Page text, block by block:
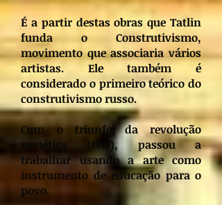
É a partir destas obras que Tatlin
funda o Construtivismo,
movimento que associaria vários
artistas. Ele também é
considerado o primeiro teórico do
construtivismo russo.
Com o triunfo da revolução
soviética (1917), passou a
trabalhar usando a arte como
instrumento de educação para o
povo.